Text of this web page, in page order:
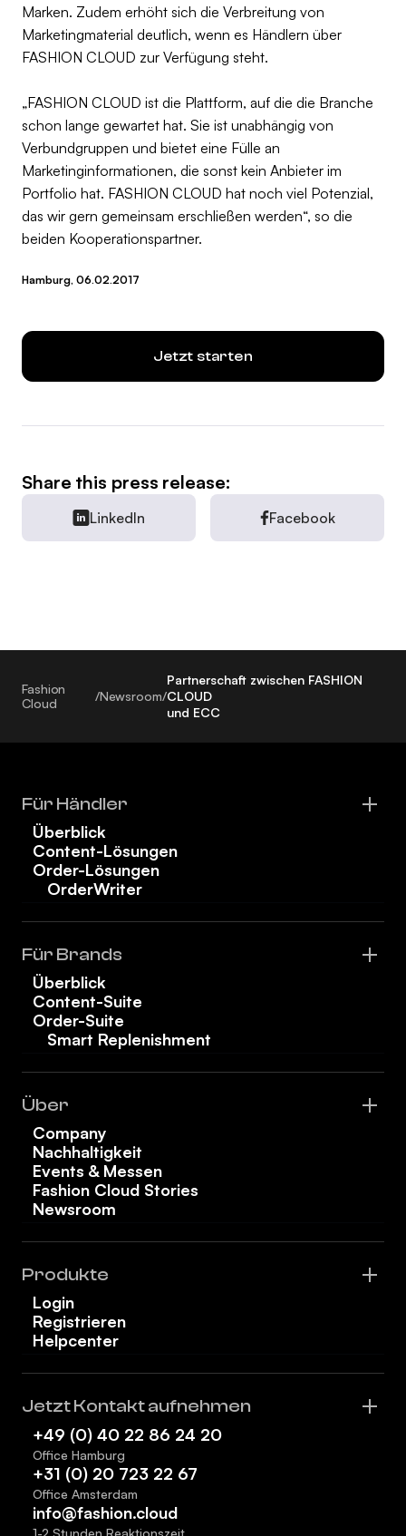
Marken. Zudem erhöht sich die Verbreitung von
Marketingmaterial deutlich, wenn es Händlern über
FASHION CLOUD zur Verfügung steht.
„FASHION CLOUD ist die Plattform, auf die die Branche
schon lange gewartet hat. Sie ist unabhängig von
Verbundgruppen und bietet eine Fülle an
Marketinginformationen, die sonst kein Anbieter im
Portfolio hat. FASHION CLOUD hat noch viel Potenzial,
das wir gern gemeinsam erschließen werden“, so die
beiden Kooperationspartner.
Hamburg, 06.02.2017
Jetzt starten
Share this press release:
LinkedIn Facebook
Fashion
Cloud
/Newsroom/
Partnerschaft zwischen FASHION
CLOUD
und ECC
Für Händler
Überblick
Content-Lösungen
Order-Lösungen
OrderWriter
Für Brands
Überblick
Content-Suite
Order-Suite
Smart Replenishment
Über
Company
Nachhaltigkeit
Events & Messen
Fashion Cloud Stories
Newsroom
Produkte
Login
Registrieren
Helpcenter
Jetzt Kontakt aufnehmen
+49 (0) 40 22 86 24 20
Office Hamburg
+31 (0) 20 723 22 67
Office Amsterdam
info@fashion.cloud